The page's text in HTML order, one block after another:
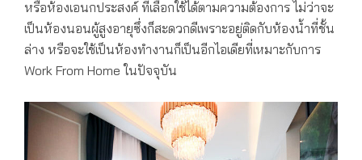
หรือห้องเอนกประสงค์ ที่เลือกใช้ได้ตามความต้องการ ไม่ว่าจะ
เป็นห้องนอนผู้สูงอายุซึ่งก็สะดวกดีเพราะอยู่ติดกับห้องน้ำที่ชั้น
ล่าง หรือจะใช้เป็นห้องทำงานก็เป็นอีกไอเดียที่เหมาะกับการ
Work From Home ในปัจจุบัน